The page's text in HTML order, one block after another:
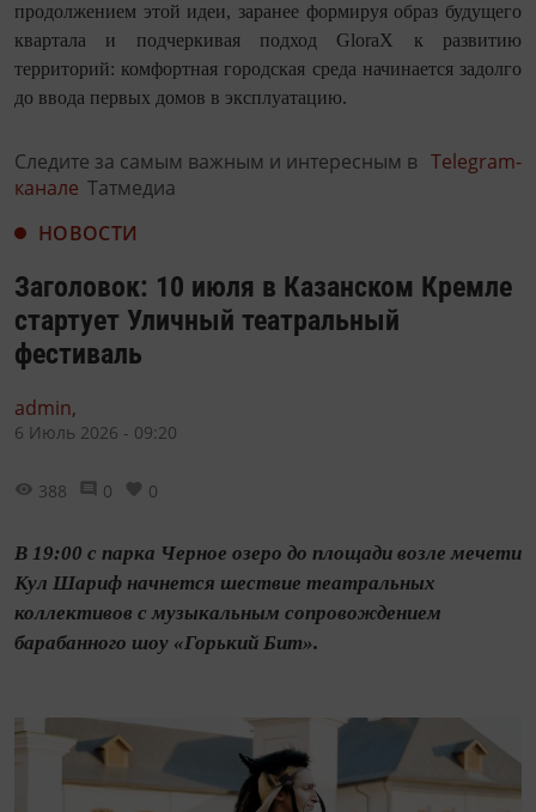
продолжением этой идеи, заранее формируя образ будущего
квартала и подчеркивая подход GloraX к развитию
территорий: комфортная городская среда начинается задолго
до ввода первых домов в эксплуатацию.
Следите за самым важным и интересным в Telegram-
канале Татмедиа
НОВОСТИ
Заголовок: 10 июля в Казанском Кремле
стартует Уличный театральный
фестиваль
admin,
6 Июль 2026 - 09:20
388 0 0
В 19:00 с парка Черное озеро до площади возле мечети
Кул Шариф начнется шествие театральных
коллективов с музыкальным сопровождением
барабанного шоу «Горький Бит».